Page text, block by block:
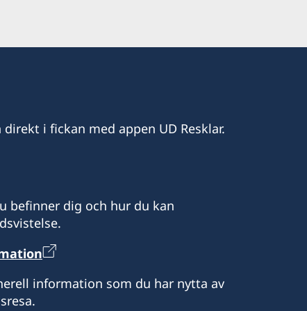
i fickan med appen UD Resklar.
befinner dig och hur du kan
information som du har nytta av